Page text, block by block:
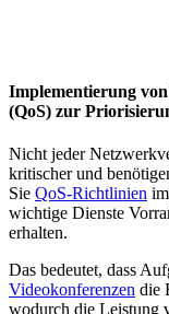
Implementierung
(QoS) zur
Nicht jeder
kritischer und
Sie QoS-Richtlinien
wichtige Dienste
erhalten.
Das bedeutet, dass
Videokonferenzen die
wodurch die Leistung